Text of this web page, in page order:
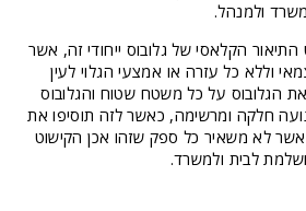
ולמנהל.
הקלאסי של גלובוס ייחודי זה, אשר
וללא כל עזרה או אמצעי הגלוי לעין
הגלובוס על כל משטח שטוח והגלובוס
חלקה ומרשימה, כאשר לזה תוסיפו את
אשר לא משאיר כל ספק שזהו אכן הקישוט
לבית ולמשרד.